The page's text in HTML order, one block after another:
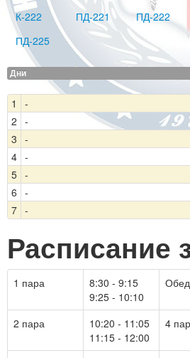
К-222
ПД-221 ПД-222
ПД-225
Дни
1
-
2 -
3 -
4 -
5 -
6 -
7 -
Расписание
1 пара
8:30 - 9:15
9:25 - 10:10
Обед
2 пара
10:20 - 11:05
11:15 - 12:00
4